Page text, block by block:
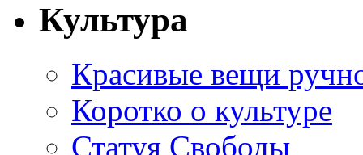
Культура
Красивые вещи
Коротко о культуре
Статуя Свободы